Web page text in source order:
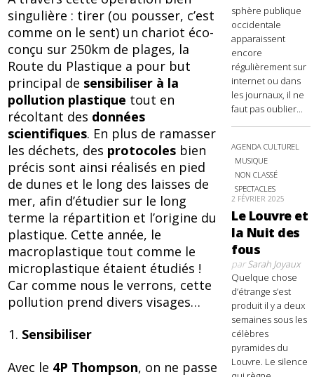
singulière : tirer (ou pousser, c’est
comme on le sent) un chariot éco-
conçu sur 250km de plages, la
Route du Plastique a pour but
principal de sensibiliser à la
pollution plastique tout en
récoltant des données
scientifiques. En plus de ramasser
les déchets, des protocoles bien
précis sont ainsi réalisés en pied
de dunes et le long des laisses de
mer, afin d’étudier sur le long
terme la répartition et l’origine du
plastique. Cette année, le
macroplastique tout comme le
microplastique étaient étudiés !
Car comme nous le verrons, cette
pollution prend divers visages…
Sensibiliser
Avec le 4P Thompson, on ne passe
sphère publique
occidentale
apparaissent
encore
régulièrement sur
internet ou dans
les journaux, il ne
faut pas oublier...
AGENDA CULTUREL
MUSIQUE
NON CLASSÉ
SPECTACLES
2 FÉVRIER 2025
Le Louvre et
la Nuit des
fous
parSarah Joyaux
Quelque chose
d’étrange s’est
produit il y a deux
semaines sous les
célèbres
pyramides du
Louvre. Le silence